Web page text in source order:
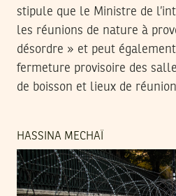
stipule que le Ministre de
les réunions de nature à
désordre » et peut
fermeture provisoire des
de boisson et lieux de
HASSINA MECHAÏ